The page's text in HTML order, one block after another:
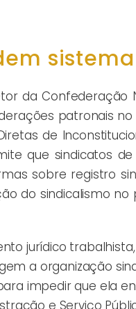
da Confederação
patronais
de
que sindicatos
sobre registro
do sindicalismo no
jurídico
a organização
impedir que ela
e Serviço